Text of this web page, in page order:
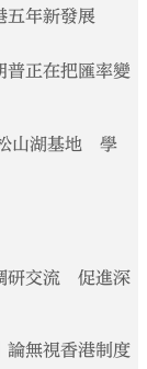
年新發展
普正在把匯率變
山湖基地 學
研交流 促進深
論無視香港制度